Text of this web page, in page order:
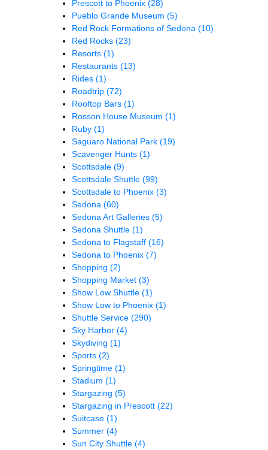
Prescott to Phoenix (28)
Pueblo Grande Museum (5)
Red Rock Formations of Sedona (10)
Red Rocks (23)
Resorts (1)
Restaurants (13)
Rides (1)
Roadtrip (72)
Rooftop Bars (1)
Rosson House Museum (1)
Ruby (1)
Saguaro National Park (19)
Scavenger Hunts (1)
Scottsdale (9)
Scottsdale Shuttle (99)
Scottsdale to Phoenix (3)
Sedona (60)
Sedona Art Galleries (5)
Sedona Shuttle (1)
Sedona to Flagstaff (16)
Sedona to Phoenix (7)
Shopping (2)
Shopping Market (3)
Show Low Shuttle (1)
Show Low to Phoenix (1)
Shuttle Service (290)
Sky Harbor (4)
Skydiving (1)
Sports (2)
Springtime (1)
Stadium (1)
Stargazing (5)
Stargazing in Prescott (22)
Suitcase (1)
Summer (4)
Sun City Shuttle (4)